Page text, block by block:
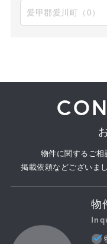
愛甲郡愛川町（0）
物件に関するご相
掲載依頼などございま
物